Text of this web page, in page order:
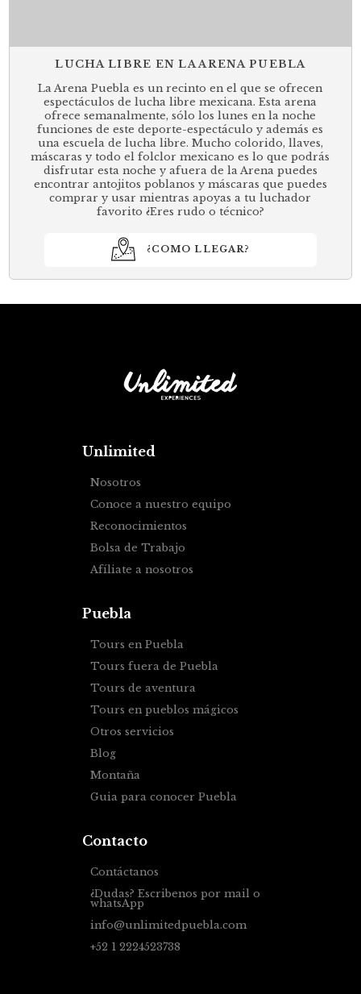
LUCHA LIBRE EN LA ARENA PUEBLA
La Arena Puebla es un recinto en el que se ofrecen
espectáculos de lucha libre mexicana. Esta arena
ofrece semanalmente, sólo los lunes en la noche
funciones de este deporte-espectáculo y además es
una escuela de lucha libre. Mucho colorido, llaves,
máscaras y todo el folclor mexicano es lo que podrás
disfrutar esta noche y afuera de la Arena puedes
encontrar antojitos poblanos y máscaras que puedes
comprar y usar mientras apoyas a tu luchador
favorito ¿Eres rudo o técnico?
¿COMO LLEGAR?
Unlimited
Nosotros
Conoce a nuestro equipo
Reconocimientos
Bolsa de Trabajo
Afíliate a nosotros
Puebla
Tours en Puebla
Tours fuera de Puebla
Tours de aventura
Tours en pueblos mágicos
Otros servicios
Blog
Montaña
Guia para conocer Puebla
Contacto
Contáctanos
¿Dudas? Escribenos por mail o
whatsApp
info@unlimitedpuebla.com
+52 1 2224523738